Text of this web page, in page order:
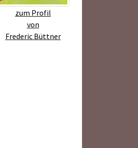
zum Profil
von
Frederic Büttner